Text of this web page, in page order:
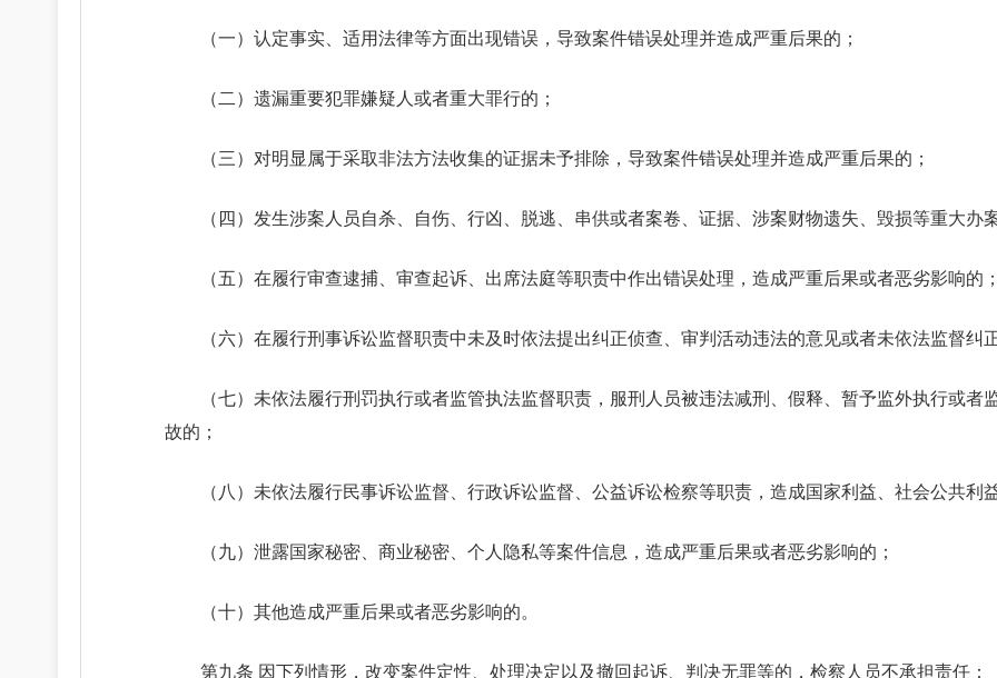
（一）认定事实、适用法律等方面出现错误，导致案件错误处理并造成严重后果的；
（二）遗漏重要犯罪嫌疑人或者重大罪行的；
（三）对明显属于采取非法方法收集的证据未予排除，导致案件错误处理并造成严重后果的；
（四）发生涉案人员自杀、自伤、行凶、脱逃、串供或者案卷、证据、涉案财物遗失、毁损等重大办
（五）在履行审查逮捕、审查起诉、出席法庭等职责中作出错误处理，造成严重后果或者恶劣影响的；
（六）在履行刑事诉讼监督职责中未及时依法提出纠正侦查、审判活动违法的意见或者未依法监督纠
（七）未依法履行刑罚执行或者监管执法监督职责，服刑人员被违法减刑、假释、暂予监外执行或
故的；
（八）未依法履行民事诉讼监督、行政诉讼监督、公益诉讼检察等职责，造成国家利益、社会公共利
（九）泄露国家秘密、商业秘密、个人隐私等案件信息，造成严重后果或者恶劣影响的；
（十）其他造成严重后果或者恶劣影响的。
第九条 因下列情形，改变案件定性、处理决定以及撤回起诉、判决无罪等的，检察人员不承担责任：